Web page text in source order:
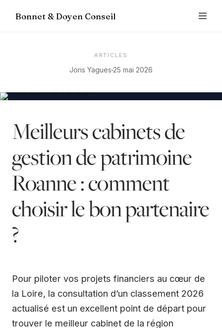
Bonnet & Doyen Conseil
ARTICLES
Joris Yagues 25 mai 2026
Meilleurs cabinets de
gestion de patrimoine
Roanne : comment
choisir le bon partenaire
?
Pour piloter vos projets financiers au cœur de
la Loire, la consultation d’un classement 2026
actualisé est un excellent point de départ pour
trouver le meilleur cabinet de la région